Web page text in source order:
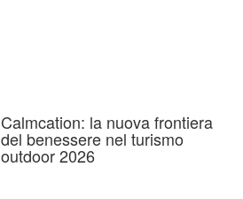
Calmcation: la nuova frontiera
del benessere nel turismo
outdoor 2026